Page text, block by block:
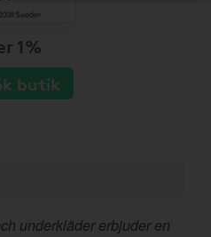
1%
butik
underkläder erbjuder en